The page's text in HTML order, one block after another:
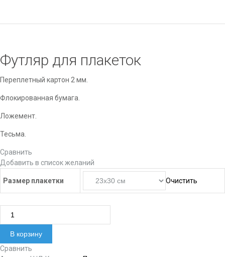
Футляр для плакеток
Переплетный картон 2 мм.
Флокированная бумага.
Ложемент.
Тесьма.
Сравнить
Добавить в список желаний
Размер плакетки Очистить
В корзину
Сравнить